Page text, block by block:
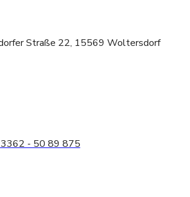
Straße 22, 15569 Woltersdorf
- 50 89 875